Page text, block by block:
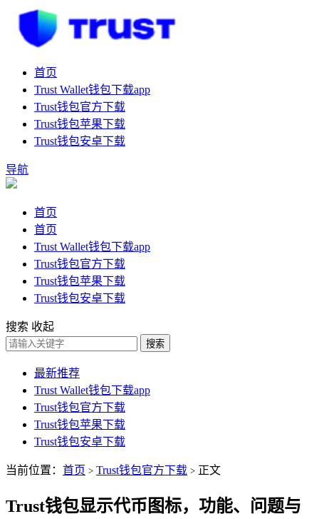
首页
Trust Wallet钱包下载app
Trust钱包官方下载
Trust钱包苹果下载
Trust钱包安卓下载
导航
首页
首页
Trust Wallet钱包下载app
Trust钱包官方下载
Trust钱包苹果下载
Trust钱包安卓下载
搜索 收起
搜索
最新推荐
Trust Wallet钱包下载app
Trust钱包官方下载
Trust钱包苹果下载
Trust钱包安卓下载
当前位置： 首页 > Trust钱包官方下载 > 正文
Trust钱包显示代币图标，功能、问题与